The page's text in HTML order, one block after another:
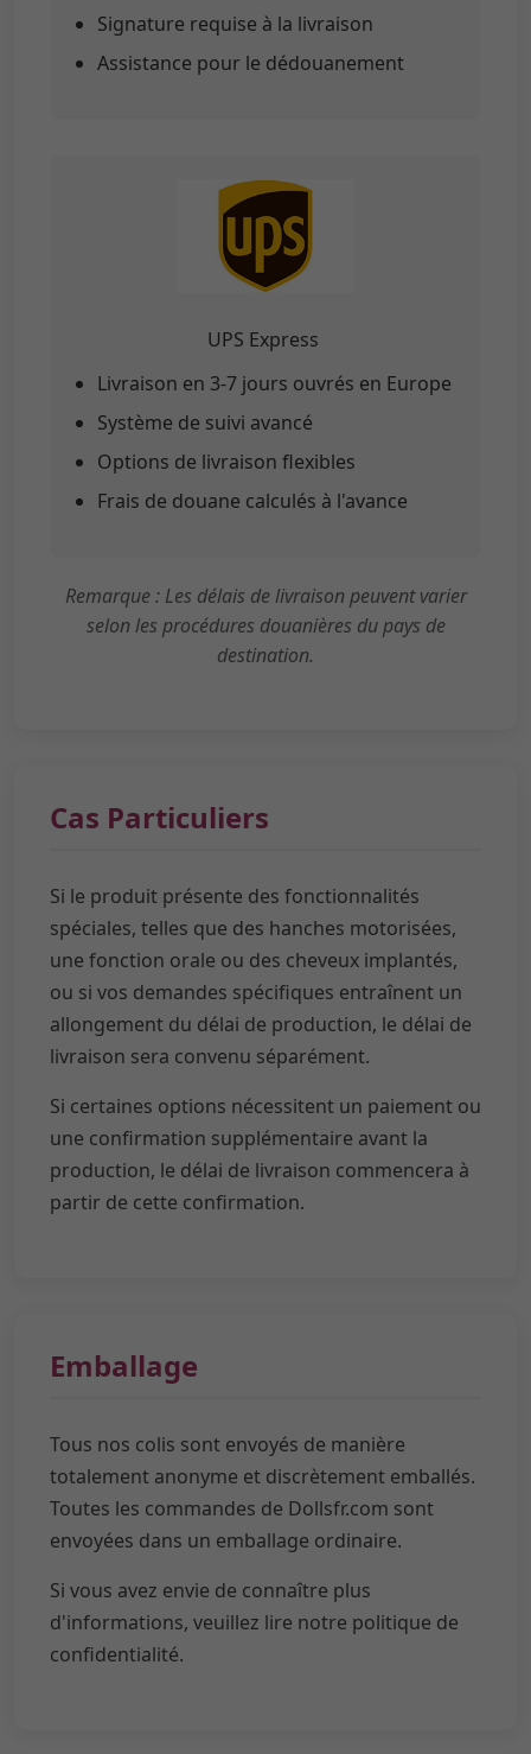
Signature requise à la livraison
Assistance pour le dédouanement
UPS Express
Livraison en 3-7 jours ouvrés en Europe
Système de suivi avancé
Options de livraison flexibles
Frais de douane calculés à l'avance
Remarque : Les délais de livraison peuvent varier
selon les procédures douanières du pays de
destination.
Cas Particuliers
Si le produit présente des fonctionnalités
spéciales, telles que des hanches motorisées,
une fonction orale ou des cheveux implantés,
ou si vos demandes spécifiques entraînent un
allongement du délai de production, le délai de
livraison sera convenu séparément.
Si certaines options nécessitent un paiement ou
une confirmation supplémentaire avant la
production, le délai de livraison commencera à
partir de cette confirmation.
Emballage
Tous nos colis sont envoyés de manière
totalement anonyme et discrètement emballés.
Toutes les commandes de Dollsfr.com sont
envoyées dans un emballage ordinaire.
Si vous avez envie de connaître plus
d'informations, veuillez lire notre politique de
confidentialité.